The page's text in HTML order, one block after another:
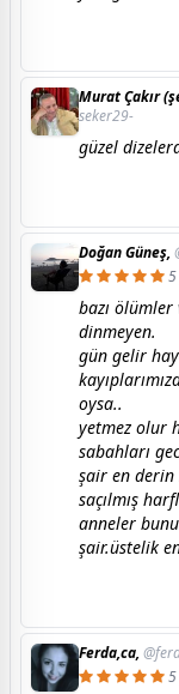
Murat Çakır
seker29-
güzel
Doğan Güneş,
bazı ölümler
dinmeyen.
gün gelir
oysa..
yetmez olur
sabahları
şair en derin
saçılmış
anneler
şair.üstelik
Ferda,ca,